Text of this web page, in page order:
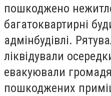
пошкоджено
багатоквартирні
адмінбудівлі.
ліквідували
евакуювали
пошкоджених